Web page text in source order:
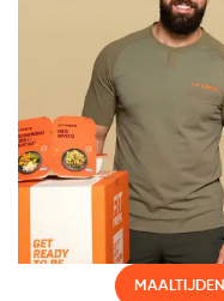
MAALTIJDEN